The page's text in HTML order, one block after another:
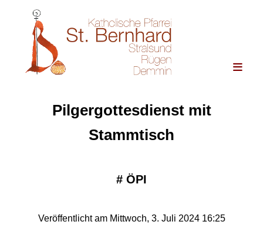
Pilgergottesdienst mit
Stammtisch
# ÖPI
Veröffentlicht am Mittwoch, 3. Juli 2024 16:25